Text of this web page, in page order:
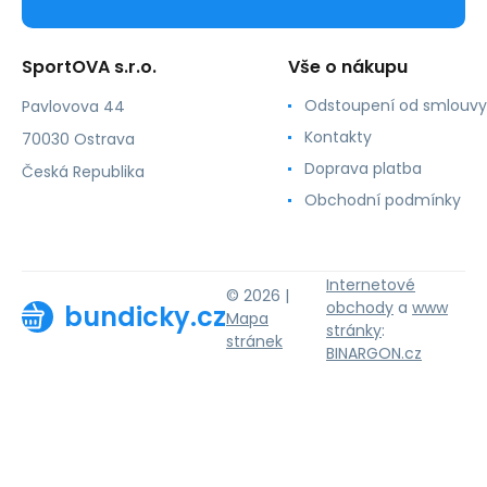
SportOVA s.r.o.
Pavlovova 44
70030 Ostrava
Česká Republika
Vše o nákupu
Odstoupení od smlouvy
Kontakty
Doprava platba
Obchodní podmínky
bundicky.cz
© 2026 |
Mapa
stránek
Internetové
obchody a www
stránky:
BINARGON.cz